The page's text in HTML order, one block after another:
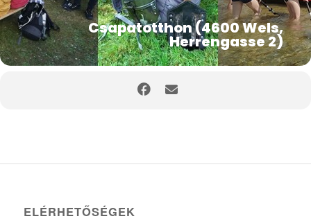
Csapatotthon (4600 Wels,
Herrengasse 2)
ELÉRHETŐSÉGEK